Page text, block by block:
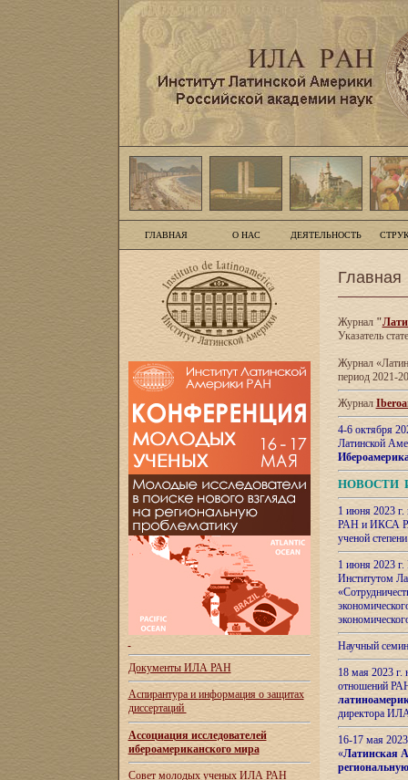
ГЛАВНАЯ О НАС ДЕЯТЕЛЬНОСТЬ
Документы ИЛА РАН
Аспирантура и информация о защитах
диссертаций
Ассоциация исследователей
ибероамериканского мира
Совет молодых ученых ИЛА РАН
Главная
Журнал"
Указатель
Журнал
период 2021-
Журнал
4-6 октября
Латинской
НОВОСТИ
1 июня 2023
РАН и ИКСА
ученой
1 июня 2023
Институтом
Научный
18 мая 2023
отношений
директора
16-17 мая
«Латинская